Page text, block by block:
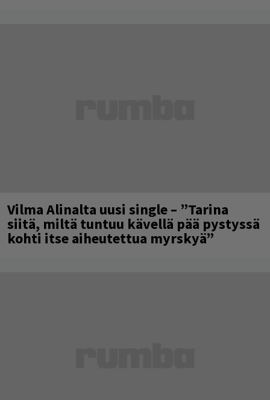
Vilma Alinalta uusi single – ”Tarina
siitä, miltä tuntuu kävellä pää pystyssä
kohti itse aiheutettua myrskyä”